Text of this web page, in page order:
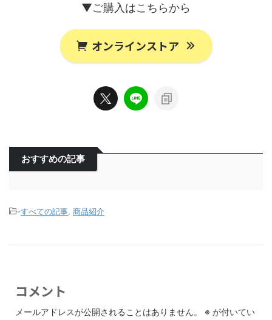
▼ご購入はこちらから
オンラインストア
おすすめの記事
-すべての記事 商品紹介
コメント
メールアドレスが公開されることはありません。 ※ が付いてい